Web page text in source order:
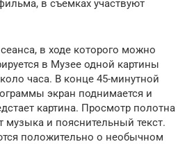
в съемках участвуют
в ходе которого можно
в Музее одной картины
часа. В конце 45-минутной
экран поднимается и
картина. Просмотр полотна
и пояснительный текст.
положительно о необычном